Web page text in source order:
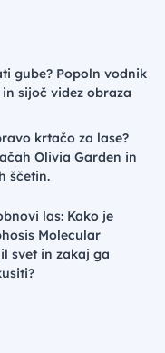
gube? Popoln vodnik
sijoč videz obraza
krtačo za lase?
Olivia Garden in
ščetin.
las: Kako je
Molecular
svet in zakaj ga